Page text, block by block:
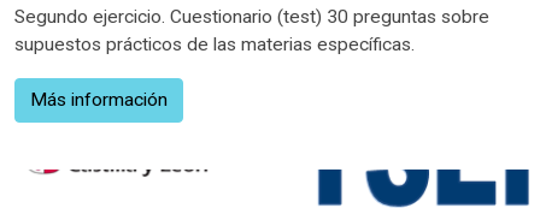
Segundo ejercicio. Cuestionario (test) 30 preguntas sobre
supuestos prácticos de las materias específicas.
Más información